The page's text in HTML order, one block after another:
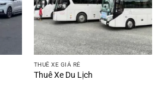
THUÊ XE GIÁ RẺ
Thuê Xe Du Lịch